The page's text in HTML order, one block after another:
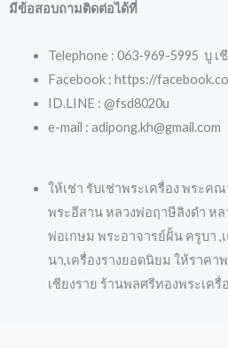
มีข้อสอบถามติดต่อได้ที่
Telephone : 063-969-5995 บู เ
Facebook : https://
ID.LINE : @fsd8020u
e-mail : adipong.kh@gmail.com
ให้เช่า รับเช่าพระเครื่อง พระค
พระอีสาน หลวงพ่อฤาษีลิงดำ ห
พ่อเกษม พระอาจารย์ฝั้น ครูบา ,
นา,เครื่องรางยอดนิยม ให้ราคา
เชียงราย ร้านพลศรีทองพระเครื่